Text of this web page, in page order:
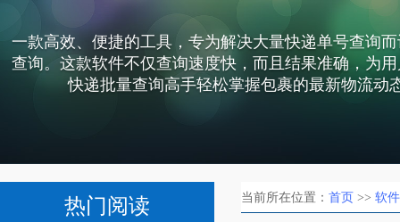
一款高效、便捷的工具，专为解决大量快递单号查询
查询。这款软件不仅查询速度快，而且结果准确，为
快递批量查询高手轻松掌握包裹的最新物流
热门阅读 当前所在位置： 首页 >> 软